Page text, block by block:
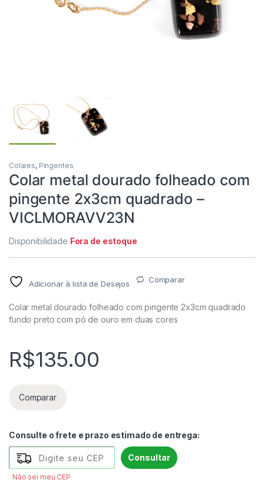
Colares, Pingentes
Colar metal dourado folheado com
pingente 2x3cm quadrado –
VICLMORAVV23N
Disponibilidade Fora de estoque
Adicionar à lista de Desejos Comparar
Colar metal dourado folheado com pingente 2x3cm quadrado
fundo preto com pó de ouro em duas cores
R$135.00
Comparar
Consulte o frete e prazo estimado de entrega:
Consultar
Não sei meu CEP